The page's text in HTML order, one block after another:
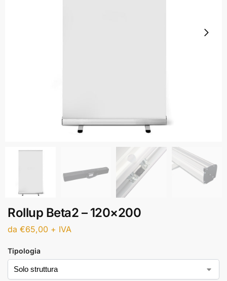
Rollup Beta2 – 120×200
da €65,00 + IVA
Tipologia